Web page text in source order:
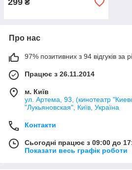
299 ₴
Про нас
97% позитивних з 94 відгуків за
Працює з 26.11.2014
м. Київ
ул. Артема, 93, (кинотеатр
"Лукьяновская", Київ, Україна
Контакти
Сьогодні працює з 09:00 до
Показати весь графік роботи